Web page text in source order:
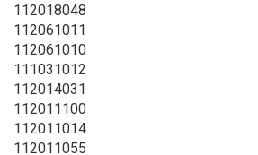
112018048
112061011
112061010
111031012
112014031
112011100
112011014
112011055